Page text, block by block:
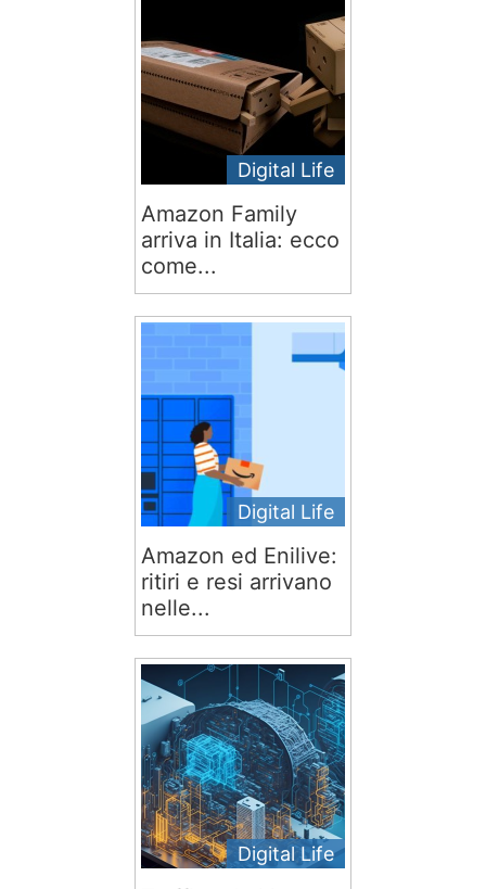
Digital Life
Amazon Family
arriva in Italia: ecco
come...
Digital Life
Amazon ed Enilive:
ritiri e resi arrivano
nelle...
Digital Life